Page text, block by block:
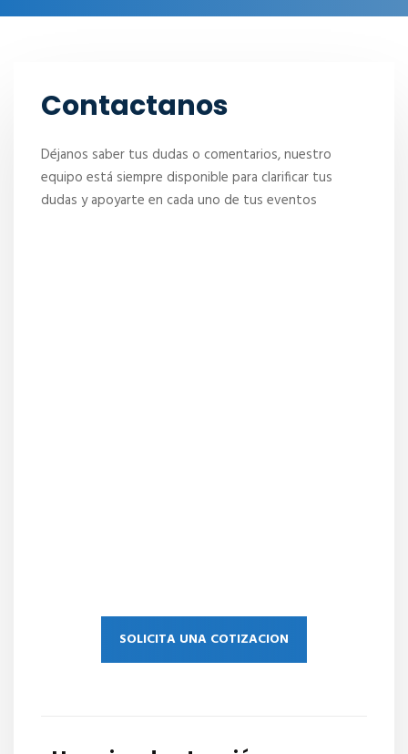
Contactanos
Déjanos saber tus dudas o comentarios, nuestro
equipo está siempre disponible para clarificar tus
dudas y apoyarte en cada uno de tus eventos
SOLICITA UNA COTIZACION